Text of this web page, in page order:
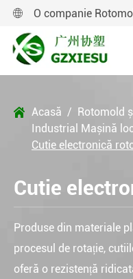
 O companie
 Acasă
Rotomold
Industrial Mașină
Cutie electronică
Cutie
Produse din materiale
procesul de rotație,
oferă o rezistență